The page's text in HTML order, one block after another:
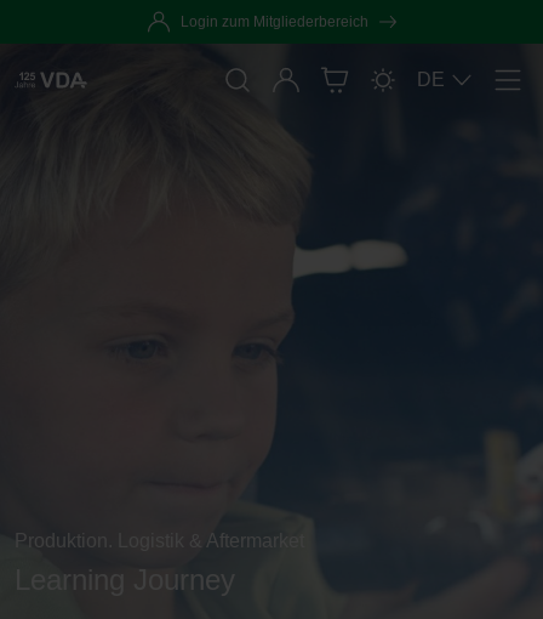
Login zum Mitgliederbereich
Anmelden DE
Produktion. Logistik & Aftermarket
Learning Journey